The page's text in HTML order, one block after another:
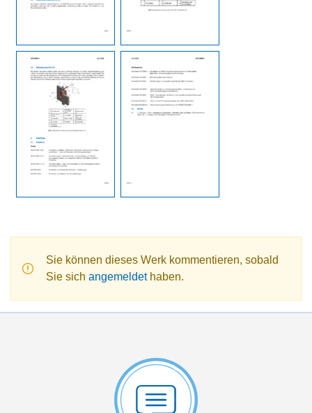
Sie können dieses Werk kommentieren, sobald
Sie sich angemeldethaben.